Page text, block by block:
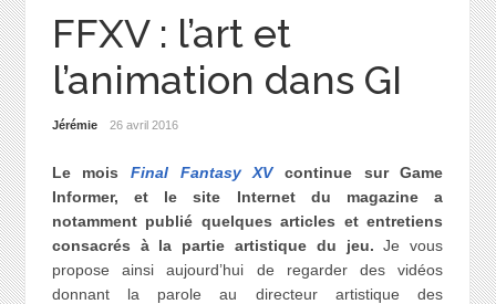
FFXV : l’art et
l’animation dans GI
Jérémie 26 avril 2016
Le moisFinal Fantasy XVcontinue sur Game
Informer, et le site Internet du magazine a
notamment publié quelques articles et entretiens
consacrés à la partie artistique du jeu. Je vous
propose ainsi aujourd’hui de regarder des vidéos
donnant la parole au directeur artistique des